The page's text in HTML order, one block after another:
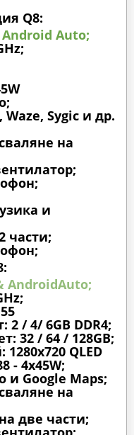
Q8:
Auto;
Sygic и др.
на
и
части;
AndroidAuto;
/ 4/ 6GB DDR4;
32 / 64 / 128GB;
QLED
- 4x45W;
и Google Maps;
на
две части;